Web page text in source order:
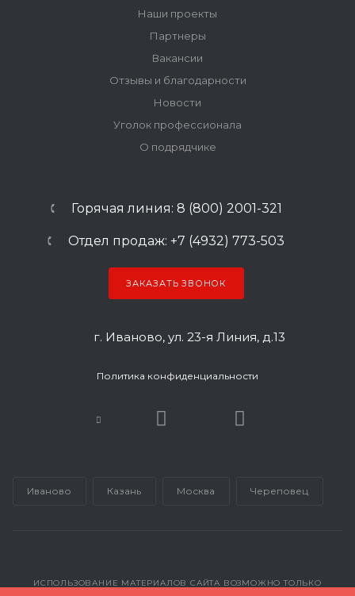
Наши проекты
Партнеры
Вакансии
Отзывы и благодарности
Новости
Уголок профессионала
О подрядчике
Горячая линия: 8 (800) 2001-321
Отдел продаж: +7 (4932) 773-503
ЗАКАЗАТЬ ЗВОНОК
г. Иваново, ул. 23-я Линия, д.13
Политика конфиденциальности
Иваново Казань Москва Череповец
ИСПОЛЬЗОВАНИЕ МАТЕРИАЛОВ САЙТА ВОЗМОЖНО ТОЛЬКО